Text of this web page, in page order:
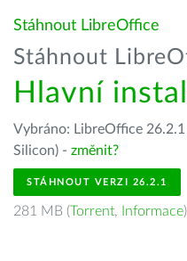
Stáhnout LibreOffice
Stáhnout
Hlavní
Vybráno: LibreOffice
Silicon) - změnit?
STÁHNOUT VERZI 26.2.1
281 MB (Torrent, Informace)